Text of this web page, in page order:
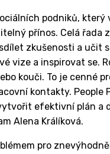
podniků, který
přínos. Celá řada
zkušenosti a učit
vize a inspirovat se.
kouči. To je cenné
kontakty. People
efektivní plán
Alena Králíková.
pro